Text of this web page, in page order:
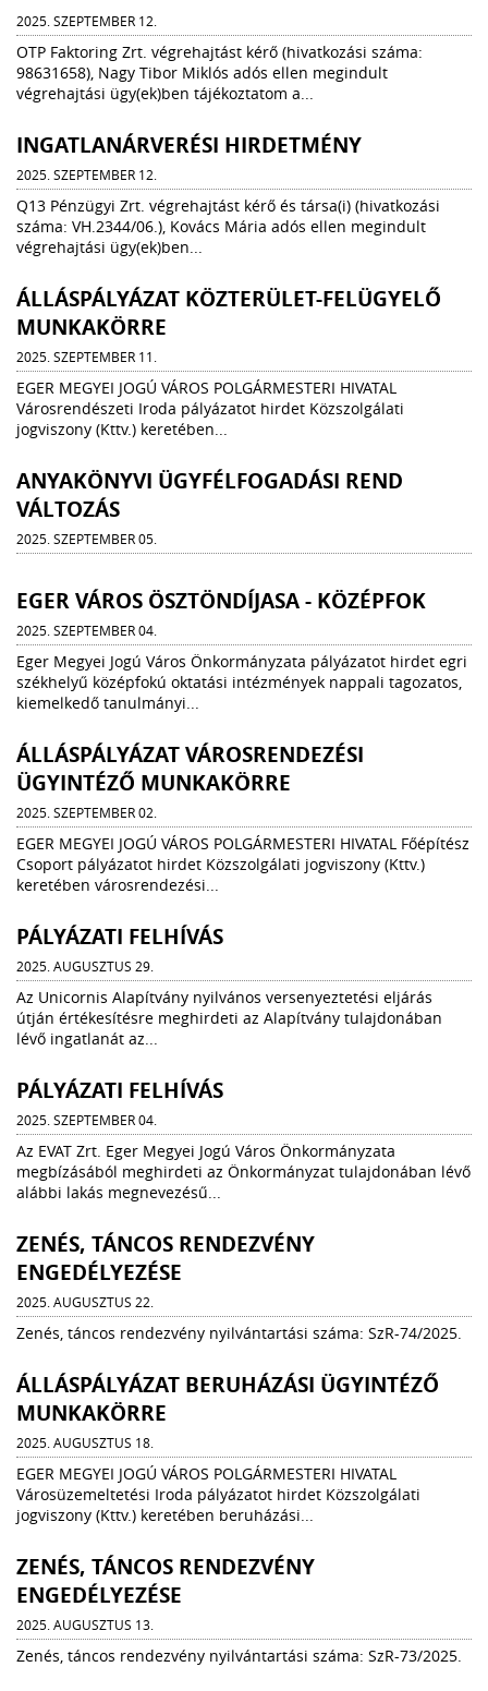
2025. SZEPTEMBER 12.
OTP Faktoring Zrt. végrehajtást kérő (hivatkozási száma:
98631658), Nagy Tibor Miklós adós ellen megindult
végrehajtási ügy(ek)ben tájékoztatom a...
INGATLANÁRVERÉSI HIRDETMÉNY
2025. SZEPTEMBER 12.
Q13 Pénzügyi Zrt. végrehajtást kérő és társa(i) (hivatkozási
száma: VH.2344/06.), Kovács Mária adós ellen megindult
végrehajtási ügy(ek)ben...
ÁLLÁSPÁLYÁZAT KÖZTERÜLET-FELÜGYELŐ
MUNKAKÖRRE
2025. SZEPTEMBER 11.
EGER MEGYEI JOGÚ VÁROS POLGÁRMESTERI HIVATAL
Városrendészeti Iroda pályázatot hirdet Közszolgálati
jogviszony (Kttv.) keretében...
ANYAKÖNYVI ÜGYFÉLFOGADÁSI REND
VÁLTOZÁS
2025. SZEPTEMBER 05.
EGER VÁROS ÖSZTÖNDÍJASA - KÖZÉPFOK
2025. SZEPTEMBER 04.
Eger Megyei Jogú Város Önkormányzata pályázatot hirdet egri
székhelyű középfokú oktatási intézmények nappali tagozatos,
kiemelkedő tanulmányi...
ÁLLÁSPÁLYÁZAT VÁROSRENDEZÉSI
ÜGYINTÉZŐ MUNKAKÖRRE
2025. SZEPTEMBER 02.
EGER MEGYEI JOGÚ VÁROS POLGÁRMESTERI HIVATAL Főépítész
Csoport pályázatot hirdet Közszolgálati jogviszony (Kttv.)
keretében városrendezési...
PÁLYÁZATI FELHÍVÁS
2025. AUGUSZTUS 29.
Az Unicornis Alapítvány nyilvános versenyeztetési eljárás
útján értékesítésre meghirdeti az Alapítvány tulajdonában
lévő ingatlanát az...
PÁLYÁZATI FELHÍVÁS
2025. SZEPTEMBER 04.
Az EVAT Zrt. Eger Megyei Jogú Város Önkormányzata
megbízásából meghirdeti az Önkormányzat tulajdonában lévő
alábbi lakás megnevezésű...
ZENÉS, TÁNCOS RENDEZVÉNY
ENGEDÉLYEZÉSE
2025. AUGUSZTUS 22.
Zenés, táncos rendezvény nyilvántartási száma: SzR-74/2025.
ÁLLÁSPÁLYÁZAT BERUHÁZÁSI ÜGYINTÉZŐ
MUNKAKÖRRE
2025. AUGUSZTUS 18.
EGER MEGYEI JOGÚ VÁROS POLGÁRMESTERI HIVATAL
Városüzemeltetési Iroda pályázatot hirdet Közszolgálati
jogviszony (Kttv.) keretében beruházási...
ZENÉS, TÁNCOS RENDEZVÉNY
ENGEDÉLYEZÉSE
2025. AUGUSZTUS 13.
Zenés, táncos rendezvény nyilvántartási száma: SzR-73/2025.